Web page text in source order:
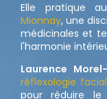
Elle pratique
Mionnay, une
médicinales et
l'harmonie
Laurence
réflexologie
pour réduire